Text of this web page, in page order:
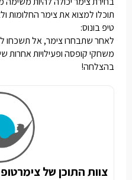
תוכלו למצוא את צימר החלומות
טיפ בונוס:
לאחר שתבחרו צימר, אל תשכחו
משחקי קופסה ופעילויות אחרות
בהצלחה!
צוות התוכן של צימרטופ